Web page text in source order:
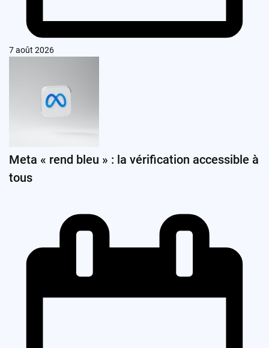
7 août 2026
Meta « rend bleu » : la vérification accessible à
tous